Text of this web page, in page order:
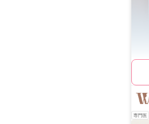
専門医